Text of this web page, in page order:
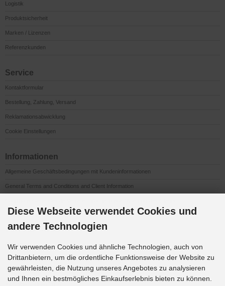
Logistik
Produktsicherheit
Marken / Lizenzen
Referenzkunden
Service
Kontaktformular
Bestellung, Zahlung, Versand
Reklamationsabwicklung
Cookie Einstellungen
Informationen
Allgemeine Geschäftsbedingungen mit Kundeninformationen
General Terms and Conditions and Client Information
Impressum
Datenschutzerklärung
Anfahrt
Downloads
Diese Webseite verwendet Cookies und
andere Technologien
Wir verwenden Cookies und ähnliche Technologien, auch von
Drittanbietern, um die ordentliche Funktionsweise der Website zu
gewährleisten, die Nutzung unseres Angebotes zu analysieren
und Ihnen ein bestmögliches Einkaufserlebnis bieten zu können.